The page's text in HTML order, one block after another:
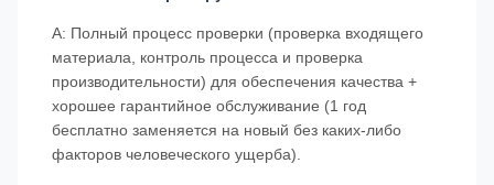
A: Полный процесс проверки (проверка входящего
материала, контроль процесса и проверка
производительности) для обеспечения качества +
хорошее гарантийное обслуживание (1 год
бесплатно заменяется на новый без каких-либо
факторов человеческого ущерба).